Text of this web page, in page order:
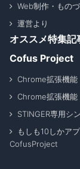
Web制作・もの
運営より
オススメ特集記
Cofus Project
Chrome拡張機能
Chrome拡張機能
STINGER専用シ
もしも10しかア
CofusProject